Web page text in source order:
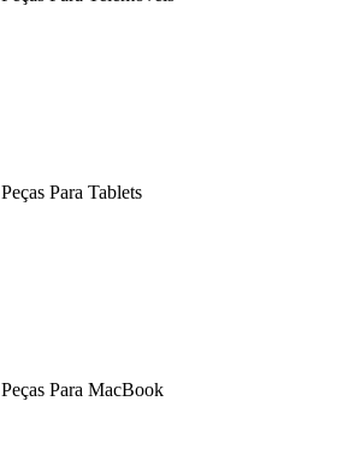
Peças Para Tablets
Peças Para MacBook